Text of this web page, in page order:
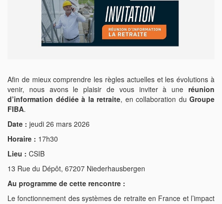
Afin de mieux comprendre les règles actuelles et les évolutions à
venir, nous avons le plaisir de vous inviter à une réunion
d’information dédiée à la retraite, en collaboration du Groupe
FIBA.
Date : jeudi 26 mars 2026
Horaire : 17h30
Lieu : CSIB
13 Rue du Dépôt, 67207 Niederhausbergen
Au programme de cette rencontre :
Le fonctionnement des systèmes de retraite en France et l’impact